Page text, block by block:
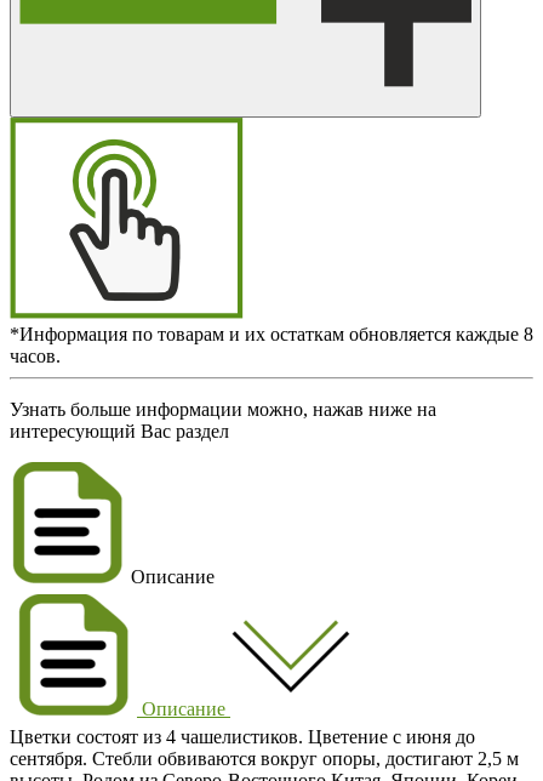
*Информация по товарам и их остаткам обновляется каждые 8
часов.
Узнать больше информации можно, нажав ниже на
интересующий Вас раздел
Описание
Описание
Цветки состоят из 4 чашелистиков. Цветение с июня до
сентября. Стебли обвиваются вокруг опоры, достигают 2,5 м